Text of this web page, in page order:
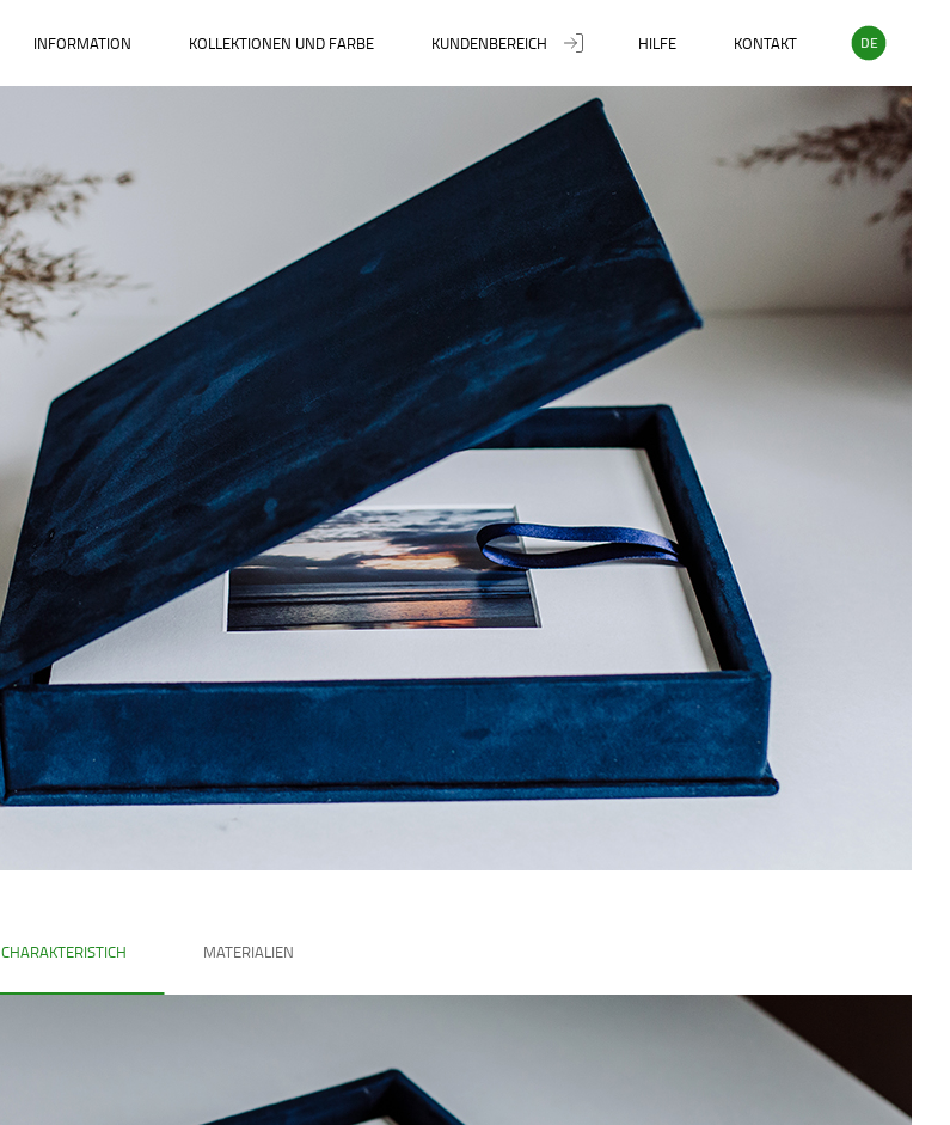
DE
INFORMATION KOLLEKTIONEN UND FARBE KUNDENBEREICH HILFE KONTAKT
CHARAKTERISTICH MATERIALIEN